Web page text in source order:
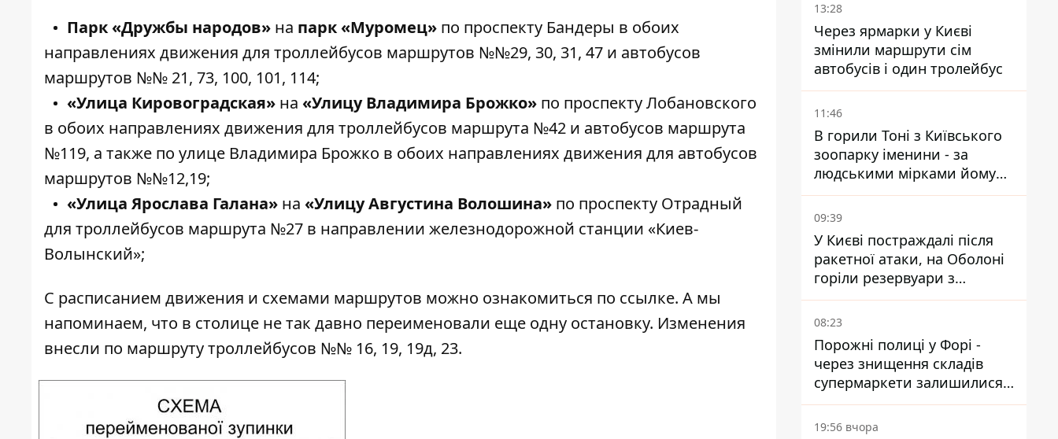
Парк «Дружбы народов» на парк «Муромец» по проспекту Бандеры в обоих
направлениях движения для троллейбусов маршрутов №№29, 30, 31, 47 и автобусов
маршрутов №№ 21, 73, 100, 101, 114;
«Улица Кировоградская» на «Улицу Владимира Брожко» по проспекту Лобановского
в обоих направлениях движения для троллейбусов маршрута №42 и автобусов маршрута
№119, а также по улице Владимира Брожко в обоих направлениях движения для автобусов
маршрутов №№12,19;
«Улица Ярослава Галана» на «Улицу Августина Волошина» по проспекту Отрадный
для троллейбусов маршрута №27 в направлении железнодорожной станции «Киев-
Волынский»;
С расписанием движения и схемами маршрутов можно ознакомиться по ссылке. А мы
напоминаем, что в столице не так давно переименовали еще одну остановку. Изменения
внесли по маршруту троллейбусов №№ 16, 19, 19д, 23.
13:28
Через ярмарки у Києві
змінили маршрути сім
автобусів і один тролейбус
11:46
В горили Тоні з Київського
зоопарку іменини - за
людськими мірками йому
вже понад 90 років
09:39
У Києві постраждалі після
ракетної атаки, на Оболоні
горіли резервуари з
паливом
08:23
Порожні полиці у Форі -
через знищення складів
супермаркети залишилися
без асортименту
19:56 вчора